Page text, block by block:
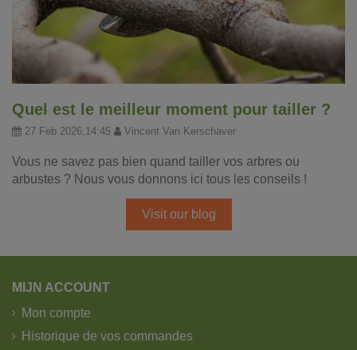
Quel est le meilleur moment pour tailler ?
27 Feb 2026,14:45 Vincent Van Kerschaver
Vous ne savez pas bien quand tailler vos arbres ou
arbustes ? Nous vous donnons ici tous les conseils !
Visit our blog
MIJN ACCOUNT
Mon compte
Historique de vos commandes